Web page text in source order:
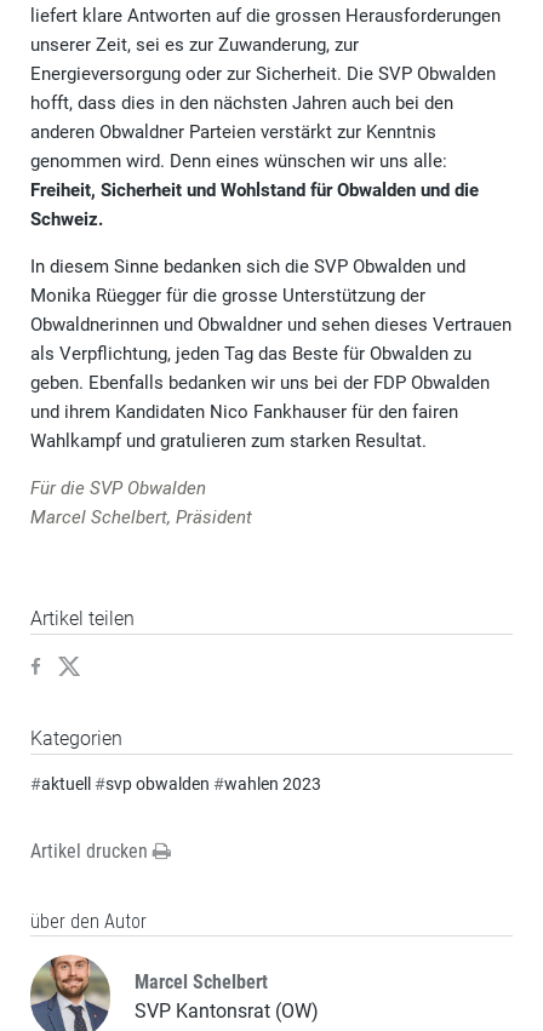
liefert klare Antworten auf die grossen Herausforderungen
unserer Zeit, sei es zur Zuwanderung, zur
Energieversorgung oder zur Sicherheit. Die SVP Obwalden
hofft, dass dies in den nächsten Jahren auch bei den
anderen Obwaldner Parteien verstärkt zur Kenntnis
genommen wird. Denn eines wünschen wir uns alle:
Freiheit, Sicherheit und Wohlstand für Obwalden und die
Schweiz.
In diesem Sinne bedanken sich die SVP Obwalden und
Monika Rüegger für die grosse Unterstützung der
Obwaldnerinnen und Obwaldner und sehen dieses Vertrauen
als Verpflichtung, jeden Tag das Beste für Obwalden zu
geben. Ebenfalls bedanken wir uns bei der FDP Obwalden
und ihrem Kandidaten Nico Fankhauser für den fairen
Wahlkampf und gratulieren zum starken Resultat.
Für die SVP Obwalden
Marcel Schelbert, Präsident
Artikel teilen
Kategorien
#aktuell #svp obwalden #wahlen 2023
Artikel drucken
über den Autor
Marcel Schelbert
SVP Kantonsrat (OW)